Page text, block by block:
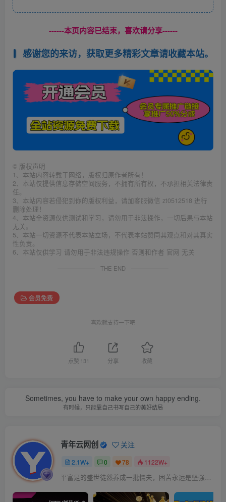
------本页内容已结束，喜欢请分享------
感谢您的来访，获取更多精彩文章请收藏本站。
© 版权声明
1、本站内容转载于网络，版权归原作者所有！
2、本站仅提供信息存储空间服务，不拥有所有权，不承担相关法律责
任。
3、本站内容若侵犯到你的版权利益，请加客服微信 zt0512518 进行
删除处理！
4、本站全资源仅供测试和学习，请勿用于非法操作，一切后果与本站
无关。
5、本站一切资源不代表本站立场，不代表本站赞同其观点和对其真实
性负责。
6、本站仅供学习 请勿用于非法违规操作 否则和作者 官网 无关
THE END
会员免费
喜欢就支持一下吧
点赞 131 分享 收藏
Sometimes, you have to make your own happy ending.
有时候，只能靠自己书写自己的美好结局
青年云网创 关注
2.1W+ 0 78 1122W+
平富足的盛世徒然养成一批懦夫，困苦永远是坚强之母